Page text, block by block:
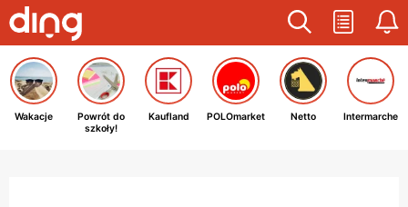
Wakacje
Powrót do
szkoły!
Kaufland POLOmarket Netto Intermarche